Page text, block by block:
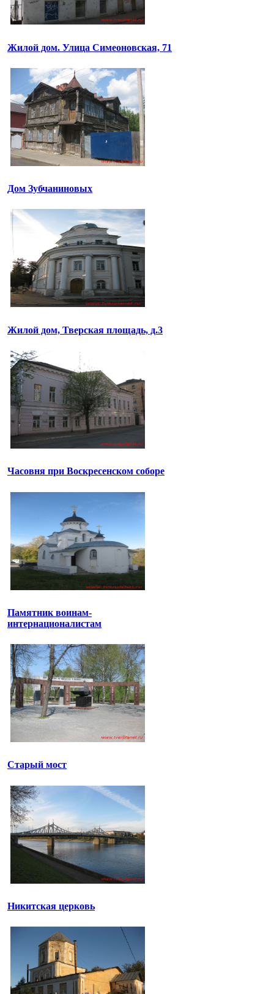
Жилой дом. Улица Симеоновская, 71
Дом Зубчаниновых
Жилой дом, Тверская площадь, д.3
Часовня при Воскресенском соборе
Памятник воинам-
интернационалистам
Старый мост
Никитская церковь